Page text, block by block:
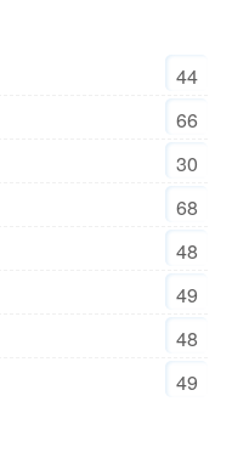
44
66
30
68
48
49
48
49